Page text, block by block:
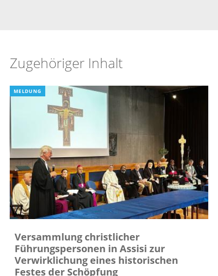
Zugehöriger Inhalt
MELDUNG
Versammlung christlicher
Führungspersonen in Assisi zur
Verwirklichung eines historischen
Festes der Schöpfung